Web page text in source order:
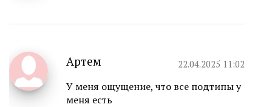
Артем 22.04.2025 11:02
У меня ощущение, что все подтипы у
меня есть